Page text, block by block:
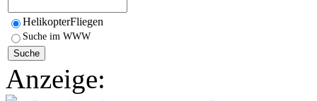
HelikopterFliegen
Suche im WWW
Anzeige: